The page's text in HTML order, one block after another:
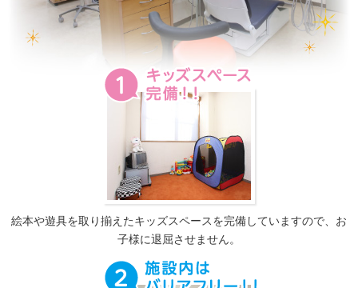
絵本や遊具を取り揃えたキッズスペースを完備していますので、お
子様に退屈させません。